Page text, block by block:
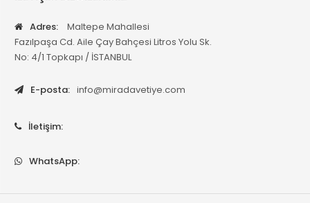
Adres:
Maltepe Mahallesi
Fazılpaşa Cd. Aile Çay Bahçesi Litros Yolu Sk.
No: 4/1 Topkapı / İSTANBUL
E-posta: info@miradavetiye.com
İletişim:
WhatsApp: